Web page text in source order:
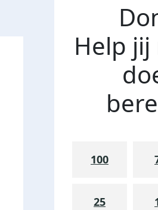
Help
100
25